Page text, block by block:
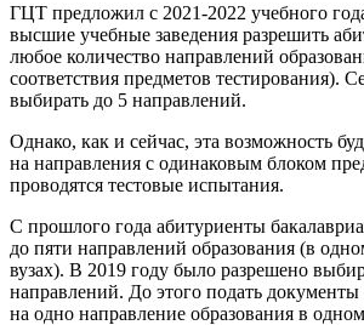
ГЦТ предложил с 2021-2022 учебного
высшие учебные заведения разрешить
любое количество направлений
соответствия предметов тестирования).
выбирать до 5 направлений.
Однако, как и сейчас, эта возможность
на направления с одинаковым блоком
проводятся тестовые испытания.
С прошлого года абитуриенты
до пяти направлений образования (в
вузах). В 2019 году было разрешено
направлений. До этого подать
на одно направление образования в одном